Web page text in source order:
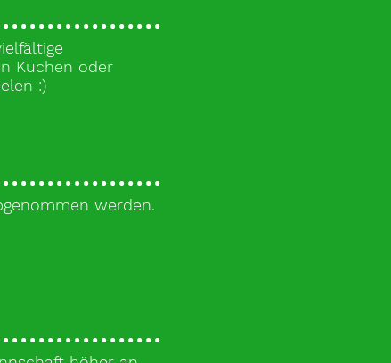
Kuchen oder
:)
werden.